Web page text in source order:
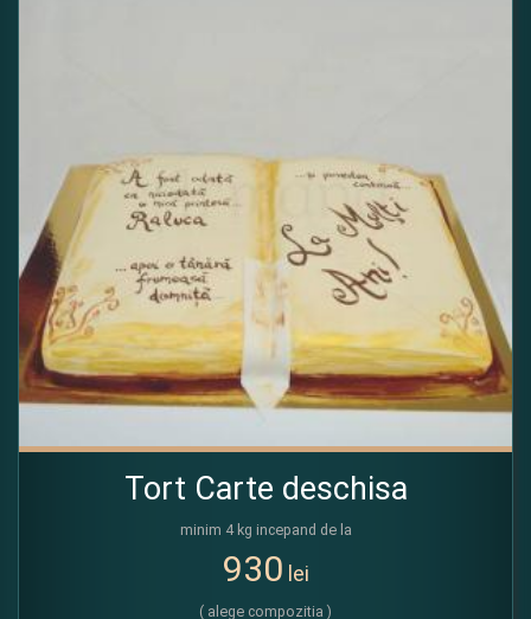
Tort Carte deschisa
minim 4 kg incepand de la
930 lei
( alege compozitia )